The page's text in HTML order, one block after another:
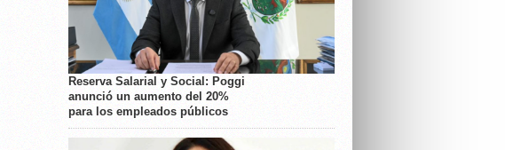
Reserva Salarial y Social: Poggi
anunció un aumento del 20%
para los empleados públicos